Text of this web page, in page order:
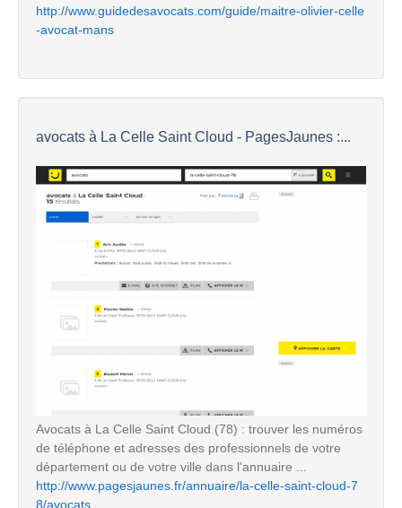
http://www.guidedesavocats.com/guide/maitre-olivier-celle
-avocat-mans
avocats à La Celle Saint Cloud - PagesJaunes :...
Avocats à La Celle Saint Cloud (78) : trouver les numéros
de téléphone et adresses des professionnels de votre
département ou de votre ville dans l'annuaire ...
http://www.pagesjaunes.fr/annuaire/la-celle-saint-cloud-7
8/avocats